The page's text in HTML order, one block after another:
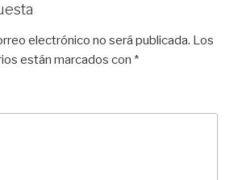
electrónico no será publicada. Los
están marcados con *